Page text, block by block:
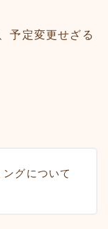
予定変更せざる
グについて